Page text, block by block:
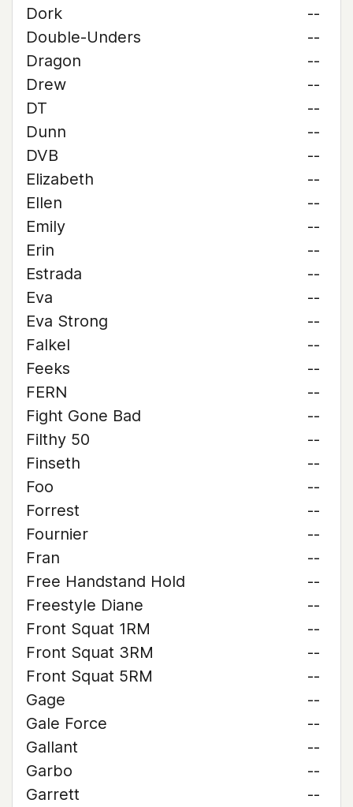
Dork
--
Double-Unders
--
Dragon
--
Drew
--
DT
--
Dunn
--
DVB
--
Elizabeth
--
Ellen
--
Emily
--
Erin
--
Estrada
--
Eva
--
Eva Strong
--
Falkel
--
Feeks
--
FERN
--
Fight Gone Bad
--
Filthy 50
--
Finseth
--
Foo
--
Forrest
--
Fournier
--
Fran
--
Free Handstand Hold
--
Freestyle Diane
--
Front Squat 1RM
--
Front Squat 3RM
--
Front Squat 5RM
--
Gage
--
Gale Force
--
Gallant
--
Garbo
--
Garrett
--